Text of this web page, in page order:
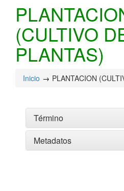
(CULTIVO
PLANTAS)
Inicio PLANTACION
Término
Metadatos